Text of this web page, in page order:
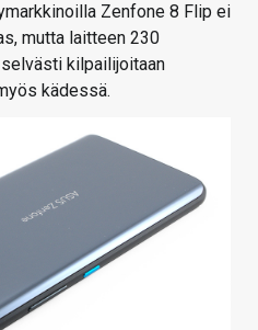
Zenfone 8 Flip ei
mutta laitteen 230
kilpailijoitaan
kädessä.